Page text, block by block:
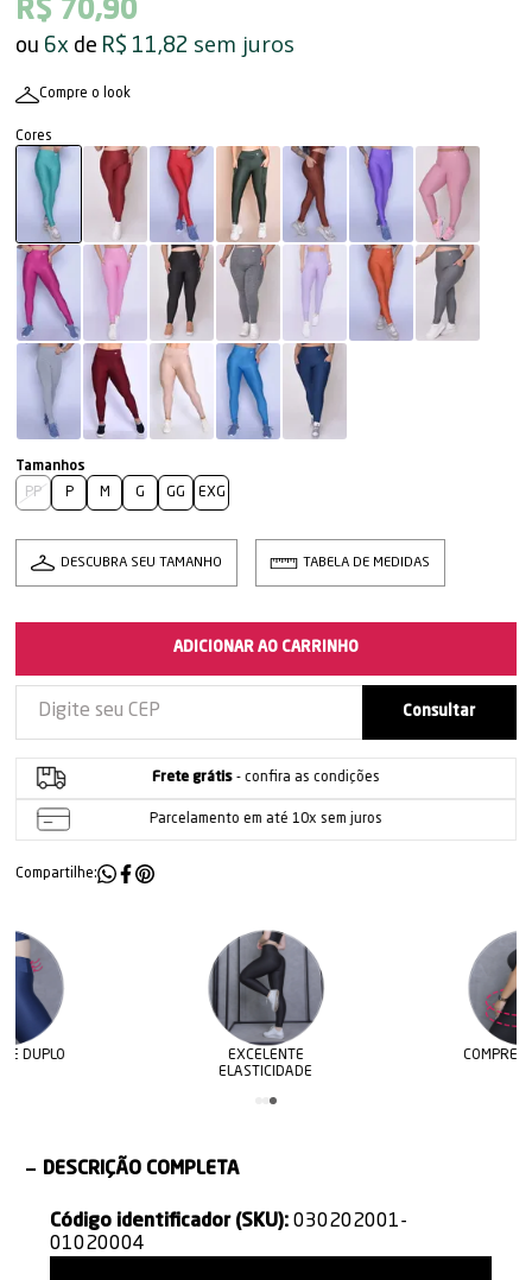
R$ 70,90
6x R$ 11,82 sem juros
Compre o look
PP P M G GG EXG
DESCUBRA SEU TAMANHO TABELA DE MEDIDAS
ADICIONAR AO CARRINHO
Frete grátis- confira as condições
Parcelamento em até 10x sem juros
Compartilhe:
EXCELENTE
COMPRESSÃO ALTA
DESCRIÇÃO COMPLETA
Código identificador (SKU): 030202001-
01020004